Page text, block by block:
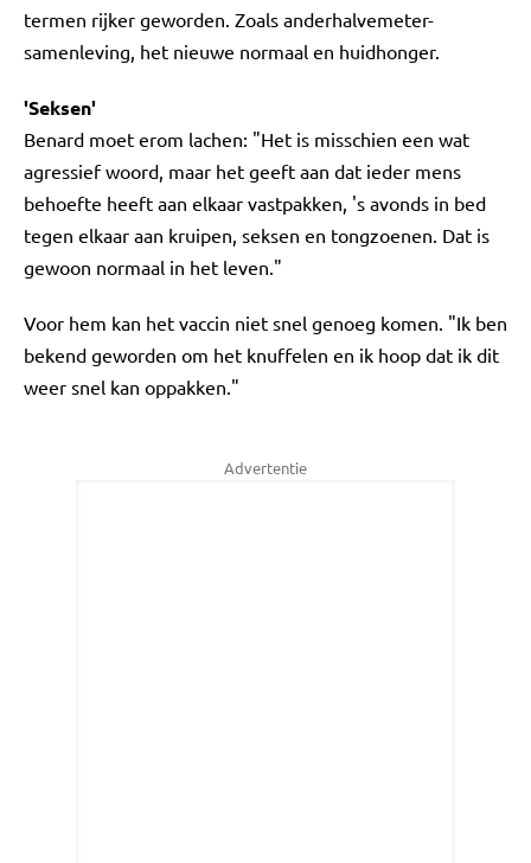
termen rijker geworden. Zoals anderhalvemeter-
samenleving, het nieuwe normaal en huidhonger.
'Seksen'
Benard moet erom lachen: "Het is misschien een wat
agressief woord, maar het geeft aan dat ieder mens
behoefte heeft aan elkaar vastpakken, 's avonds in bed
tegen elkaar aan kruipen, seksen en tongzoenen. Dat is
gewoon normaal in het leven."
Voor hem kan het vaccin niet snel genoeg komen. "Ik ben
bekend geworden om het knuffelen en ik hoop dat ik dit
weer snel kan oppakken."
Advertentie